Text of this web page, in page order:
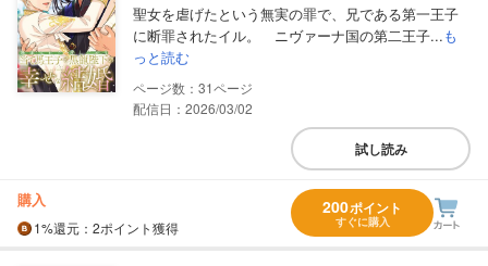
聖女を虐げたという無実の罪で、兄である第一王子
に断罪されたイル。 ニヴァーナ国の第二王子...も
っと読む
31
配信日：2026/03/02
試し読み
購入
1%還元 ：2ポイント獲得
200ポイント
すぐに購入